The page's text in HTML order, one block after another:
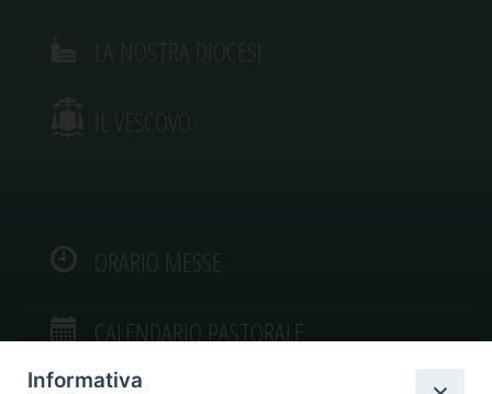
IL VESCOVO
ORARIO MESSE
CALENDARIO PASTORALE
Informativa